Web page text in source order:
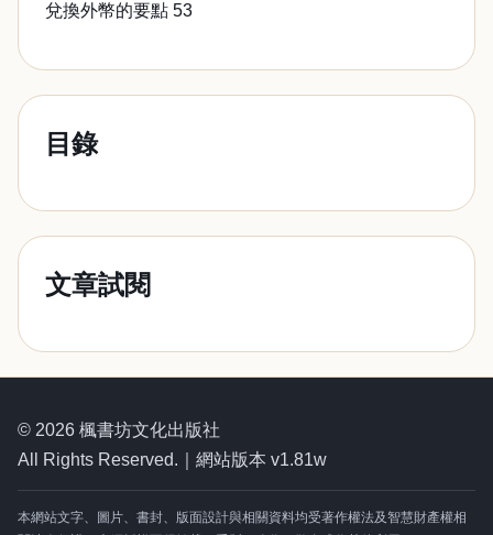
兌換外幣的要點 53
目錄
文章試閱
© 2026 楓書坊文化出版社
All Rights Reserved.｜網站版本 v1.81w
本網站文字、圖片、書封、版面設計與相關資料均受著作權法及智慧財產權相